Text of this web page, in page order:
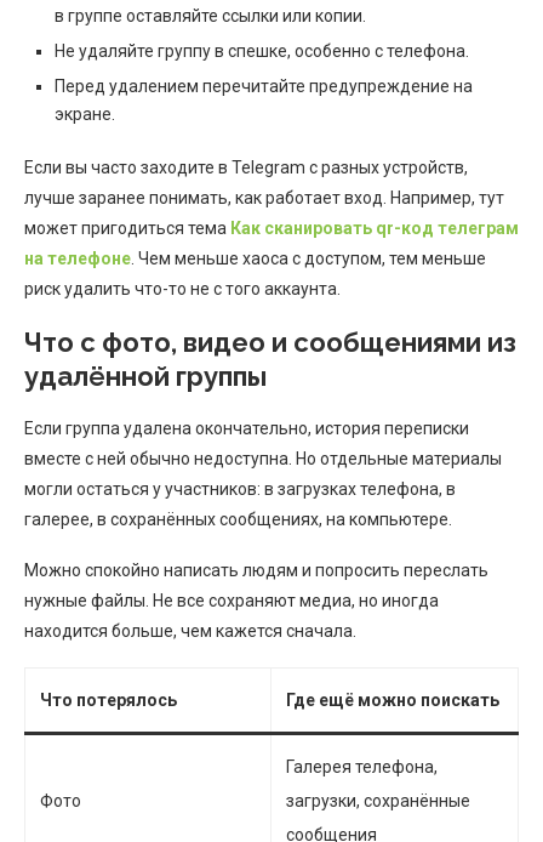
в группе оставляйте ссылки или копии.
Не удаляйте группу в спешке, особенно с телефона.
Перед удалением перечитайте предупреждение на
экране.
Если вы часто заходите в Telegram с разных устройств,
лучше заранее понимать, как работает вход. Например, тут
может пригодиться тема Как сканировать qr-код телеграм
на телефоне . Чем меньше хаоса с доступом, тем меньше
риск удалить что-то не с того аккаунта.
Что с фото, видео и сообщениями из
удалённой группы
Если группа удалена окончательно, история переписки
вместе с ней обычно недоступна. Но отдельные материалы
могли остаться у участников: в загрузках телефона, в
галерее, в сохранённых сообщениях, на компьютере.
Можно спокойно написать людям и попросить переслать
нужные файлы. Не все сохраняют медиа, но иногда
находится больше, чем кажется сначала.
Что потерялось Где ещё можно поискать
Фото
Галерея телефона,
загрузки, сохранённые
сообщения